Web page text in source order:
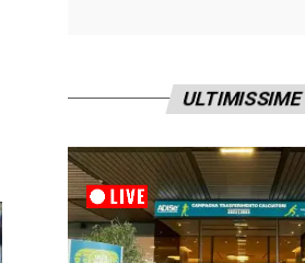
ULTIMISSIME